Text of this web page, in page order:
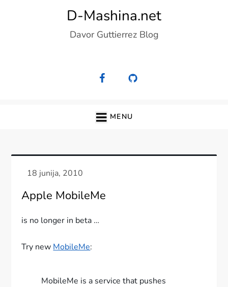
D-Mashina.net
Davor Guttierrez Blog
MENU
Apple MobileMe
is no longer in beta …
Try new MobileMe:
MobileMe is a service that pushes